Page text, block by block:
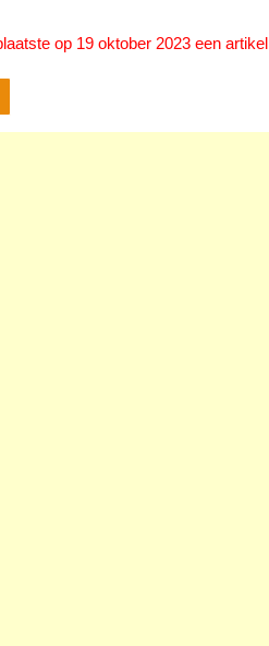
op 19 oktober 2023 een artikel